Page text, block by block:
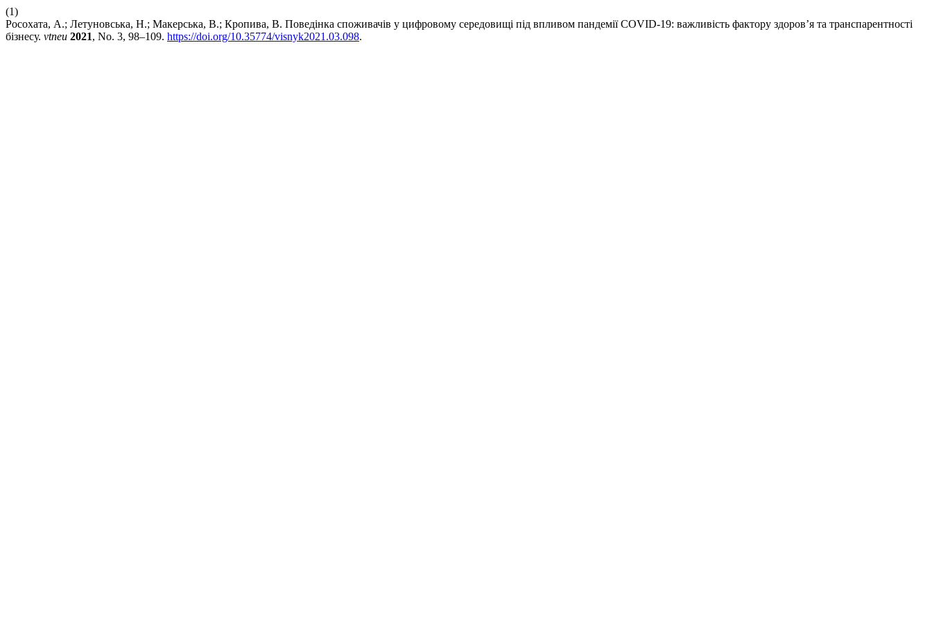
(1)
Росохата, А.; Летуновська, Н.; Макерська, В.; Кропива, В. Поведінка споживачів у цифровому середовищі під впливом пандемії COVID-19: важливість фактору здоров’я та транспарентності
бізнесу. vtneu 2021, No. 3, 98–109. https://doi.org/10.35774/visnyk2021.03.098.